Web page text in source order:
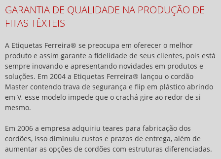
GARANTIA DE QUALIDADE NA PRODUÇÃO DE
FITAS TÊXTEIS
A Etiquetas Ferreira® se preocupa em oferecer o melhor
produto e assim garante a fidelidade de seus clientes, pois está
sempre inovando e apresentando novidades em produtos e
soluções. Em 2004 a Etiquetas Ferreira® lançou o cordão
Master contendo trava de segurança e flip em plástico abrindo
em V, esse modelo impede que o crachá gire ao redor de si
mesmo.
Em 2006 a empresa adquiriu teares para fabricação dos
cordões, isso diminuiu custos e prazos de entrega, além de
aumentar as opções de cordões com estruturas diferenciadas.